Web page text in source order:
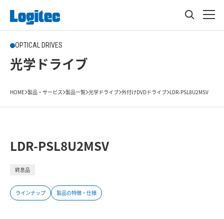
OPTICAL DRIVES
光学ドライブ
HOME 製品・サービス 製品一覧 光学ドライブ 外付けDVDドライブ LDR-PSL8U2MSV
LDR-PSL8U2MSV
終息品
ラインナップ 製品の特徴・仕様